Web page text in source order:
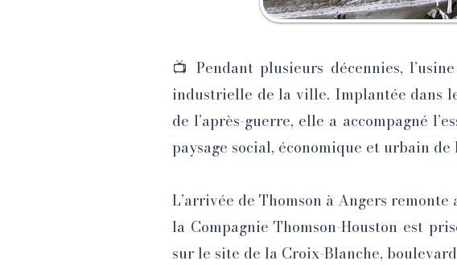
📺 Pendant plusieurs décennies,
industrielle de la ville. Implantée dans
de l’après-guerre, elle a accompagné
paysage social, économique et urbain
L’arrivée de Thomson à Angers
la Compagnie Thomson-Houston est
sur le site de la Croix-Blanche,